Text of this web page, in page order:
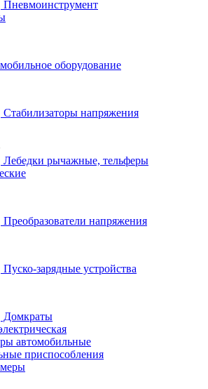
Пневмоинструмент
оборудование
Стабилизаторы напряжения
Лебедки рычажные, тельферы
Преобразователи напряжения
Пуско-зарядные устройства
Домкраты
автомобильные
приспособления